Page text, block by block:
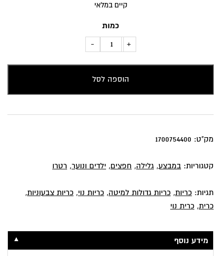
המקוריהנוכחיקיים במלאי
כמות
+
כמות
נוי
מספרי
-
הוספה לסל
מק"ט: 1700754400
קטגוריות: במבצע, גלילה, חפצים, ילדים ונוער, רטרו
תגיות: כריות, כריות גדולות למיטה, כריות נוי, כריות צבעוניות,
כרית, כרית נוי
מידע נוסף ▼